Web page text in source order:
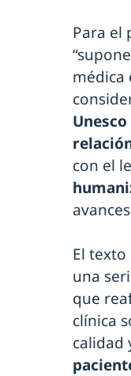
Para el
médica
Unesco
con el
El
una
que
clínica
calidad